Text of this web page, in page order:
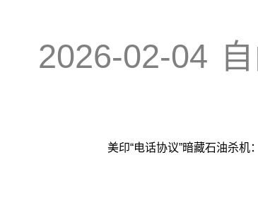
2026-02-04
美印“电话协议”暗藏石油杀机